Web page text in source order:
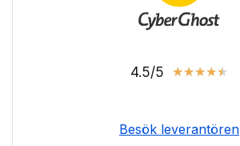
4.5/5 ★★★★★
Besök leverantören